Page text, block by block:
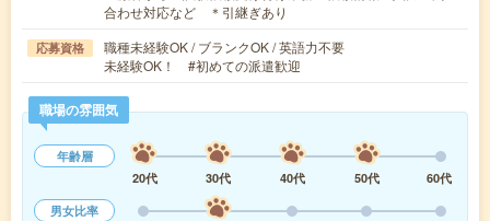
合わせ対応など ＊引継ぎあり
応募資格
職種未経験OK / ブランクOK / 英語力不要
未経験OK！ #初めての派遣歓迎
職場の雰囲気
年齢層
20代
30代 40代 50代
60代
男女比率